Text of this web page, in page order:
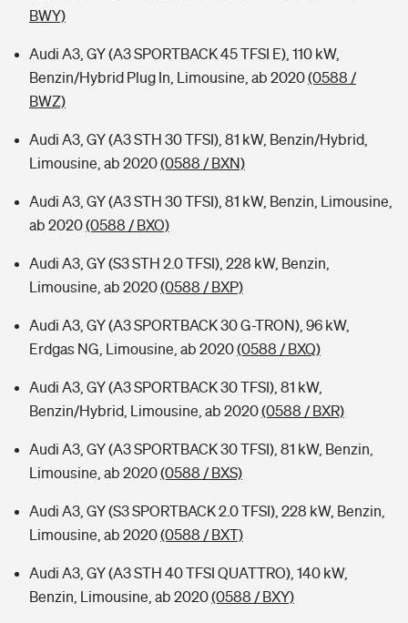
BWY)
Audi A3, GY (A3 SPORTBACK 45 TFSI E), 110 kW,
Benzin/Hybrid Plug In, Limousine, ab 2020(0588 /
BWZ)
Audi A3, GY (A3 STH 30 TFSI), 81 kW, Benzin/Hybrid,
Limousine, ab 2020(0588 / BXN)
Audi A3, GY (A3 STH 30 TFSI), 81 kW, Benzin, Limousine,
ab 2020(0588 / BXO)
Audi A3, GY (S3 STH 2.0 TFSI), 228 kW, Benzin,
Limousine, ab 2020(0588 / BXP)
Audi A3, GY (A3 SPORTBACK 30 G-TRON), 96 kW,
Erdgas NG, Limousine, ab 2020(0588 / BXQ)
Audi A3, GY (A3 SPORTBACK 30 TFSI), 81 kW,
Benzin/Hybrid, Limousine, ab 2020(0588 / BXR)
Audi A3, GY (A3 SPORTBACK 30 TFSI), 81 kW, Benzin,
Limousine, ab 2020(0588 / BXS)
Audi A3, GY (S3 SPORTBACK 2.0 TFSI), 228 kW, Benzin,
Limousine, ab 2020(0588 / BXT)
Audi A3, GY (A3 STH 40 TFSI QUATTRO), 140 kW,
Benzin, Limousine, ab 2020(0588 / BXY)